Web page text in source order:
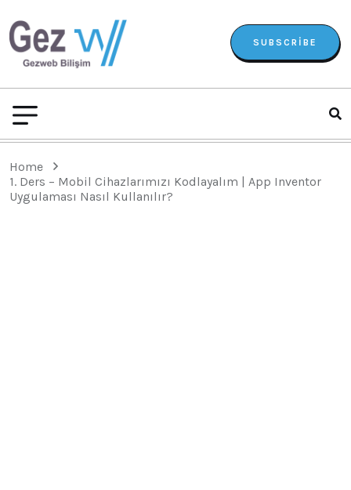
SUBSCRIBE
Home
1. Ders – Mobil Cihazlarımızı Kodlayalım | App Inventor
Uygulaması Nasıl Kullanılır?